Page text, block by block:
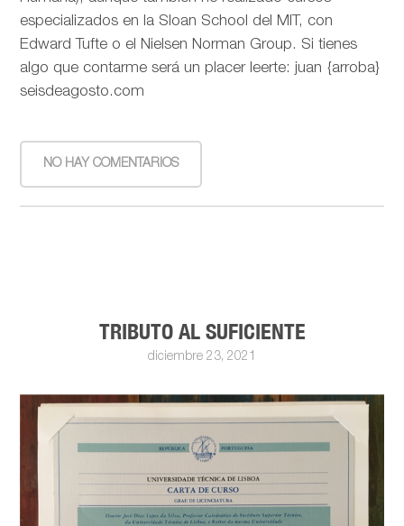
especializados en la Sloan School del MIT, con
Edward Tufte o el Nielsen Norman Group. Si tienes
algo que contarme será un placer leerte: juan {arroba}
seisdeagosto.com
NO HAY COMENTARIOS
TRIBUTO AL SUFICIENTE
diciembre 23, 2021